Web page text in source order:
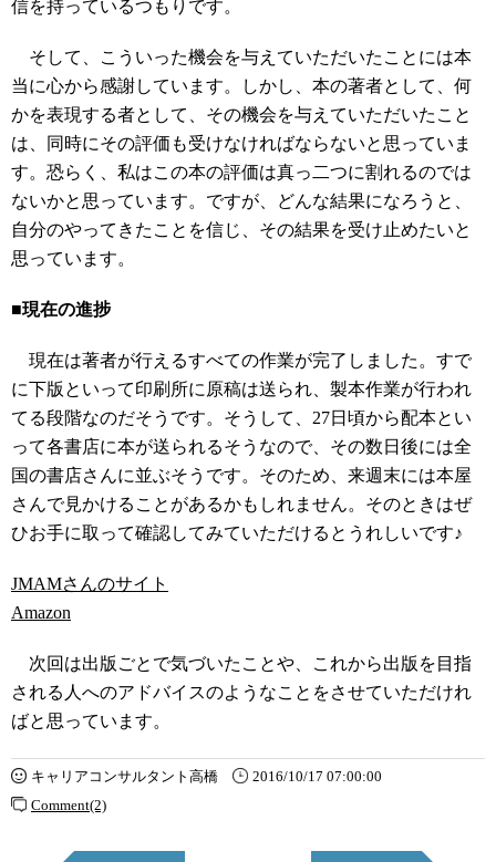
信を持っているつもりです。
そして、こういった機会を与えていただいたことには本
当に心から感謝しています。しかし、本の著者として、何
かを表現する者として、その機会を与えていただいたこと
は、同時にその評価も受けなければならないと思っていま
す。恐らく、私はこの本の評価は真っ二つに割れるのでは
ないかと思っています。ですが、どんな結果になろうと、
自分のやってきたことを信じ、その結果を受け止めたいと
思っています。
■現在の進捗
現在は著者が行えるすべての作業が完了しました。すで
に下版といって印刷所に原稿は送られ、製本作業が行われ
てる段階なのだそうです。そうして、27日頃から配本とい
って各書店に本が送られるそうなので、その数日後には全
国の書店さんに並ぶそうです。そのため、来週末には本屋
さんで見かけることがあるかもしれません。そのときはぜ
ひお手に取って確認してみていただけるとうれしいです♪
JMAMさんのサイト
Amazon
次回は出版ごとで気づいたことや、これから出版を目指
される人へのアドバイスのようなことをさせていただけれ
ばと思っています。
キャリアコンサルタント高橋
2016/10/17 07:00:00
Comment(2)